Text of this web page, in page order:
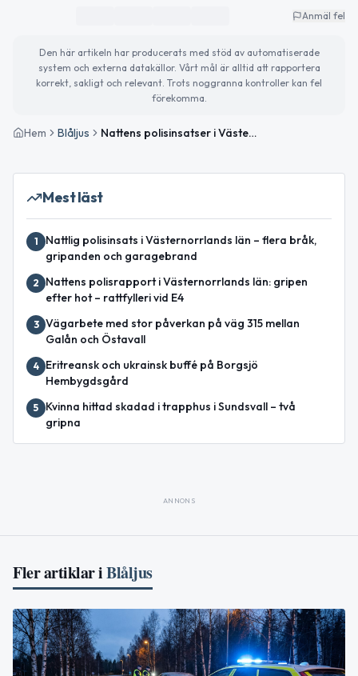
Anmäl fel
Den här artikeln har producerats med stöd av automatiserade
system och externa datakällor. Vårt mål är alltid att rapportera
korrekt, sakligt och relevant. Trots noggranna kontroller kan fel
förekomma.
Hem Blåljus Nattens polisinsatser i Västernorrlands län – rattfylleri och misshandel
Mest läst
1
Nattlig polisinsats i Västernorrlands län – flera bråk,
gripanden och garagebrand
2
Nattens polisrapport i Västernorrlands län: gripen
efter hot – rattfylleri vid E4
3 Vägarbete med stor påverkan på väg 315 mellan
Galån och Östavall
4
Eritreansk och ukrainsk buffé på Borgsjö
Hembygdsgård
5
Kvinna hittad skadad i trapphus i Sundsvall – två
gripna
ANNONS
Fler artiklar iBlåljus